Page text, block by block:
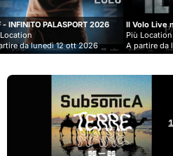
2026
Il Volo Live nei Palasport 2026
Più Location
A partire da lunedì 07 dic 2026